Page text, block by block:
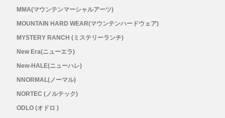
MMA(マウンテンマーシャルアーツ)
MOUNTAIN HARD WEAR(マウンテンハードウェア)
MYSTERY RANCH (ミステリーランチ)
New Era(ニューエラ)
New-HALE(ニューハレ)
NNORMAL(ノーマル)
NORTEC (ノルテック)
ODLO (オドロ )